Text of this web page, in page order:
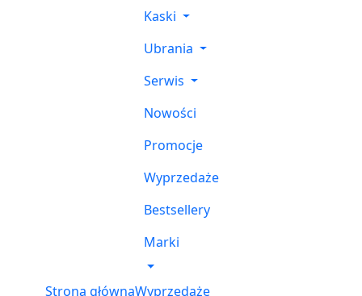
Kaski
Ubrania
Serwis
Nowości
Promocje
Wyprzedaże
Bestsellery
Marki
Strona głównaWyprzedaże